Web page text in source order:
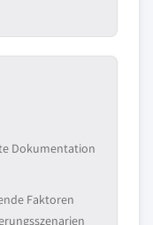
Dokumentation
Faktoren